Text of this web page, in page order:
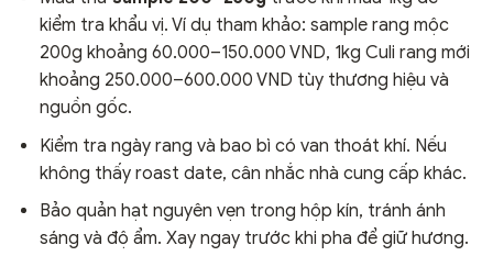
kiểm tra khẩu vị. Ví dụ tham khảo: sample rang mộc
200g khoảng 60.000–150.000 VND, 1kg Culi rang mới
khoảng 250.000–600.000 VND tùy thương hiệu và
nguồn gốc.
Kiểm tra ngày rang và bao bì có van thoát khí. Nếu
không thấy roast date, cân nhắc nhà cung cấp khác.
Bảo quản hạt nguyên vẹn trong hộp kín, tránh ánh
sáng và độ ẩm. Xay ngay trước khi pha để giữ hương.